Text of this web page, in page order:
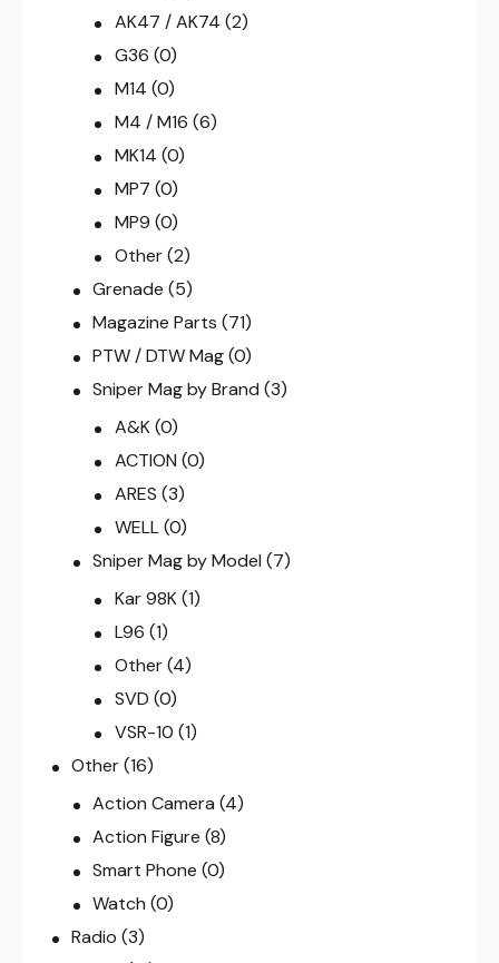
AK47 / AK74 (2)
G36 (0)
M14 (0)
M4 / M16 (6)
MK14 (0)
MP7 (0)
MP9 (0)
Other (2)
Grenade (5)
Magazine Parts (71)
PTW / DTW Mag (0)
Sniper Mag by Brand (3)
A&K (0)
ACTION (0)
ARES (3)
WELL (0)
Sniper Mag by Model (7)
Kar 98K (1)
L96 (1)
Other (4)
SVD (0)
VSR-10 (1)
Other(16)
Action Camera (4)
Action Figure (8)
Smart Phone (0)
Watch (0)
Radio (3)